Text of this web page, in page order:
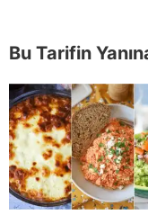
Bu Tarifin